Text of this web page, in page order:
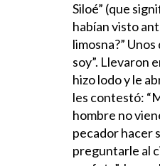
Siloé” (que
habían visto
limosna?”
soy”. Llevaron
hizo lodo y le
les contestó:
hombre no
pecador hacer
preguntarle al